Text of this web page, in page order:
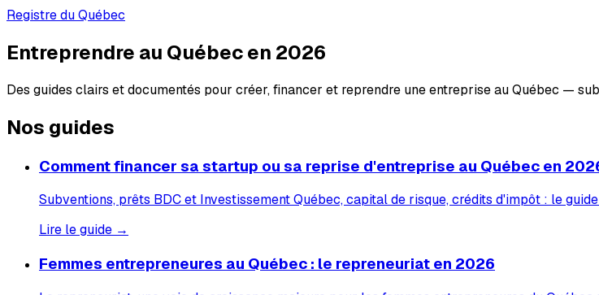
Registre du Québec
Entreprendre au Québec en 2026
Des guides clairs et documentés pour créer, financer et reprendre une entreprise au Québec —
Nos guides
Comment financer sa startup ou sa reprise d'entreprise au Québec en
Subventions, prêts BDC et Investissement Québec, capital de risque, crédits d'impôt : le
Lire le guide →
Femmes entrepreneures au Québec : le repreneuriat en 2026